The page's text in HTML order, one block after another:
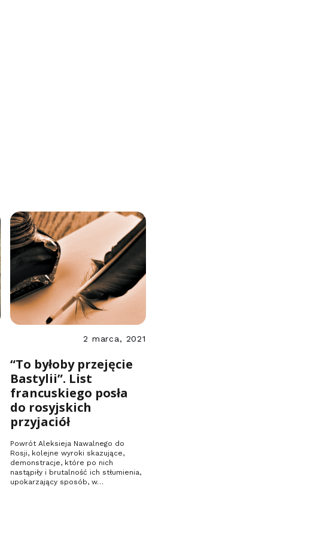
2 marca, 2021
“To byłoby przejęcie
Bastylii”. List
francuskiego posła
do rosyjskich
przyjaciół
Powrót Aleksieja Nawalnego do
Rosji, kolejne wyroki skazujące,
demonstracje, które po nich
nastąpiły i brutalność ich stłumienia,
upokarzający sposób, w…